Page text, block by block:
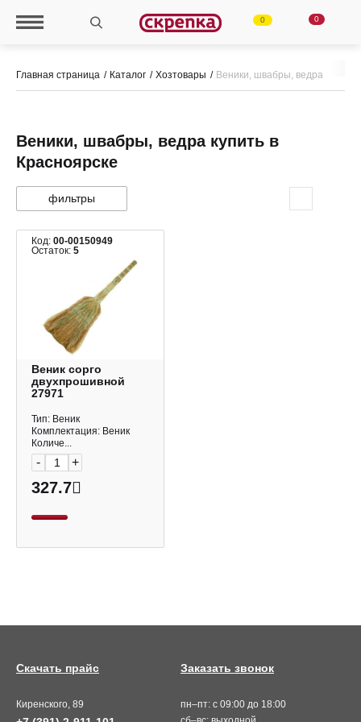
0 0
Главная страница Каталог Хозтовары Веники, швабры, ведра
Веники, швабры, ведра купить в
Красноярске
фильтры
Код: 00-00150949
Остаток: 5
Веник сорго
двухпрошивной
27971
Тип: Веник
Комплектация: Веник
Количе...
- +
327.7
Киренского, 89
пн–пт: с 09:00 до 18:00
Заказать звонок
Скачать прайс